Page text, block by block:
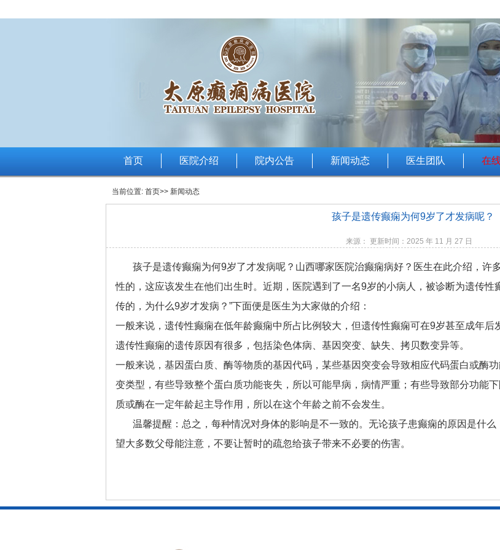
首页 医院介绍 院内公告 新闻动态 医生团队 在
当前位置: 首页>> 新闻动态
孩子是遗传癫痫为何9岁了才发病呢？
来源： 更新时间：2025 年 11 月 27 日
孩子是遗传癫痫为何9岁了才发病呢？山西哪家医院治癫痫病好？医生在此介绍，许
性的，这应该发生在他们出生时。近期，医院遇到了一名9岁的小病人，被诊断为遗传性
传的，为什么9岁才发病？”下面便是医生为大家做的介绍：
一般来说，遗传性癫痫在低年龄癫痫中所占比例较大，但遗传性癫痫可在9岁甚至成年后
遗传性癫痫的遗传原因有很多，包括染色体病、基因突变、缺失、拷贝数变异等。
一般来说，基因蛋白质、酶等物质的基因代码，某些基因突变会导致相应代码蛋白或酶
变类型，有些导致整个蛋白质功能丧失，所以可能早病，病情严重；有些导致部分功能
质或酶在一定年龄起主导作用，所以在这个年龄之前不会发生。
温馨提醒：总之，每种情况对身体的影响是不一致的。无论孩子患癫痫的原因是什
望大多数父母能注意，不要让暂时的疏忽给孩子带来不必要的伤害。